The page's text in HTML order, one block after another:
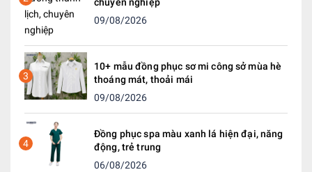
09/08/2026
3
10+ mẫu đồng phục sơ mi công sở mùa hè
thoáng mát, thoải mái
09/08/2026
4
Đồng phục spa màu xanh lá hiện đại, năng
động, trẻ trung
06/08/2026